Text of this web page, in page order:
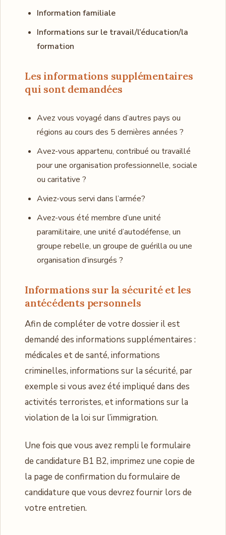
Information familiale
Informations sur le travail/l’éducation/la
formation
Les informations supplémentaires
qui sont demandées
Avez vous voyagé dans d’autres pays ou
régions au cours des 5 dernières années ?
Avez-vous appartenu, contribué ou travaillé
pour une organisation professionnelle, sociale
ou caritative ?
Aviez-vous servi dans l’armée?
Avez-vous été membre d’une unité
paramilitaire, une unité d’autodéfense, un
groupe rebelle, un groupe de guérilla ou une
organisation d’insurgés ?
Informations sur la sécurité et les
antécédents personnels
Afin de compléter de votre dossier il est
demandé des informations supplémentaires :
médicales et de santé, informations
criminelles, informations sur la sécurité, par
exemple si vous avez été impliqué dans des
activités terroristes, et informations sur la
violation de la loi sur l’immigration.
Une fois que vous avez rempli le formulaire
de candidature B1 B2, imprimez une copie de
la page de confirmation du formulaire de
candidature que vous devrez fournir lors de
votre entretien.